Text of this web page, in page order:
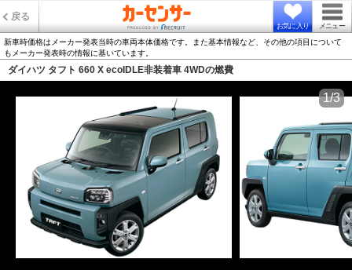
戻る
お気に入り メニュー
新車時価格はメーカー発表当時の車両本体価格です。また基本情報など、その他の項目について
もメーカー発表時の情報に基いています。
ダイハツ タフト 660 X ecoIDLE非装着車 4WDの燃費
1/3